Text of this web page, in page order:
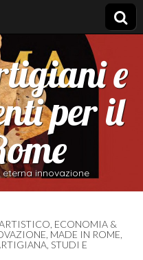
e
per il
eterna innovazione
ECONOMIA &
MADE IN ROME
STUDI E